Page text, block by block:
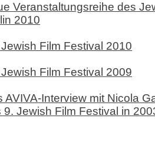
Veranstaltungsreihe des
2010
Film Festival 2010
Film Festival 2009
AVIVA-Interview mit Nicola
9. Jewish Film Festival in